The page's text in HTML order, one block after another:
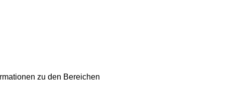
zu den Bereichen